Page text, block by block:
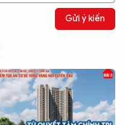
Gửi ý kiến